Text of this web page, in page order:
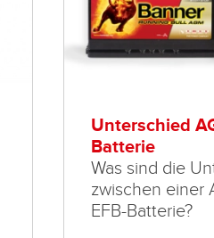
Unterschied
Batterie
Was sind die
zwischen einer
EFB-Batterie?